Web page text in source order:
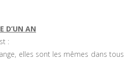
D’UN AN
:
elles sont les mêmes dans tous